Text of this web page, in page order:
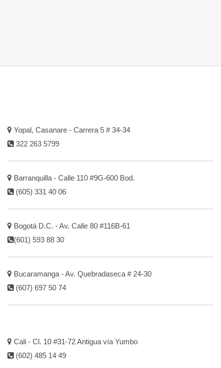
Yopal, Casanare - Carrera 5 # 34-34
322 263 5799
Barranquilla - Calle 110 #9G-600 Bod.
(605) 331 40 06
Bogotá D.C. - Av. Calle 80 #116B-61
(601) 593 88 30
Bucaramanga - Av. Quebradaseca # 24-30
(607) 697 50 74
Cali - Cl. 10 #31-72 Antigua vía Yumbo
(602) 485 14 49